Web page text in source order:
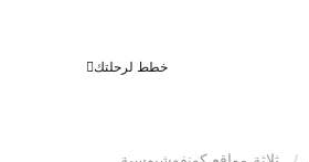
خطط لرحلتك